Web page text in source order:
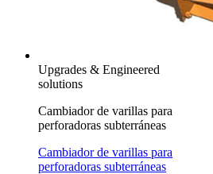
Upgrades & Engineered
solutions
Cambiador de varillas para
perforadoras subterráneas
Cambiador de varillas para
perforadoras subterráneas